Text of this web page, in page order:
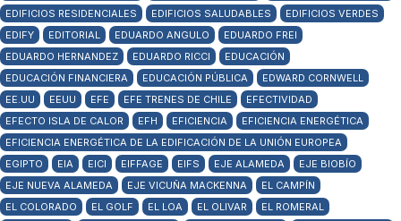
EDIFICIOS RESIDENCIALES
EDIFICIOS SALUDABLES
EDIFICIOS VERDES
EDIFY
EDITORIAL EDUARDO ANGULO
EDUARDO FREI
EDUARDO HERNANDEZ
EDUARDO RICCI
EDUCACIÓN
EDUCACIÓN FINANCIERA
EDUCACIÓN PÚBLICA
EDWARD CORNWELL
EE.UU
EEUU EFE EFE TRENES DE CHILE
EFECTIVIDAD
EFECTO ISLA DE CALOR
EFH EFICIENCIA
EFICIENCIA ENERGÉTICA
EFICIENCIA ENERGÉTICA DE LA EDIFICACIÓN DE LA UNIÓN EUROPEA
EGIPTO
EIA EICI EIFFAGE EIFS EJE ALAMEDA
EJE BIOBÍO
EJE NUEVA ALAMEDA
EJE VICUÑA MACKENNA
EL CAMPÍN
EL COLORADO
EL GOLF EL LOA EL OLIVAR
EL ROMERAL